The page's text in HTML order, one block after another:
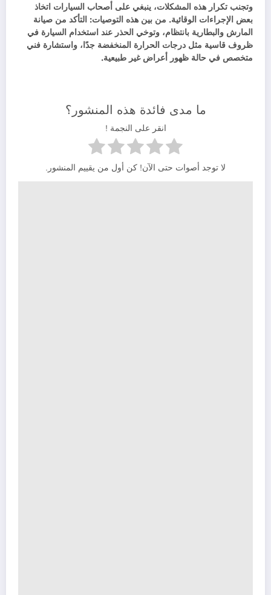
وتجنب تكرار هذه المشكلات، ينبغي على أصحاب السيارات اتخاذ
بعض الإجراءات الوقائية. من بين هذه التوصيات: التأكد من صيانة
المارش والبطارية بانتظام، وتوخي الحذر عند استخدام السيارة في
ظروف قاسية مثل درجات الحرارة المنخفضة جدًا، واستشارة فني
متخصص في حالة ظهور أعراض غير طبيعية.
ما مدى فائدة هذه المنشور؟
انقر على النجمة !
لا توجد أصوات حتى الآن! كن أول من يقييم المنشور.